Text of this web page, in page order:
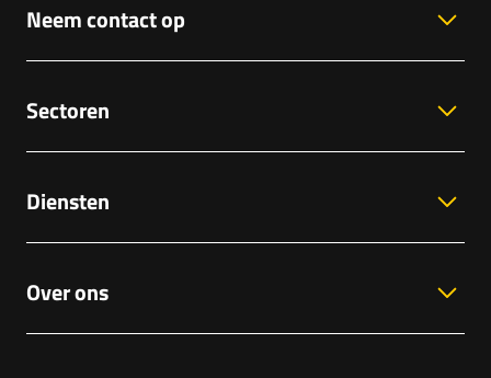
Neem contact op
Sectoren
Diensten
Over ons